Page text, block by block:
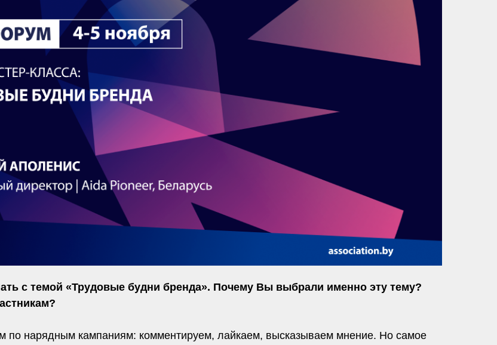
с темой «Трудовые будни бренда». Почему Вы выбрали именно эту тему?
по нарядным кампаниям: комментируем, лайкаем, высказываем мнение. Но самое